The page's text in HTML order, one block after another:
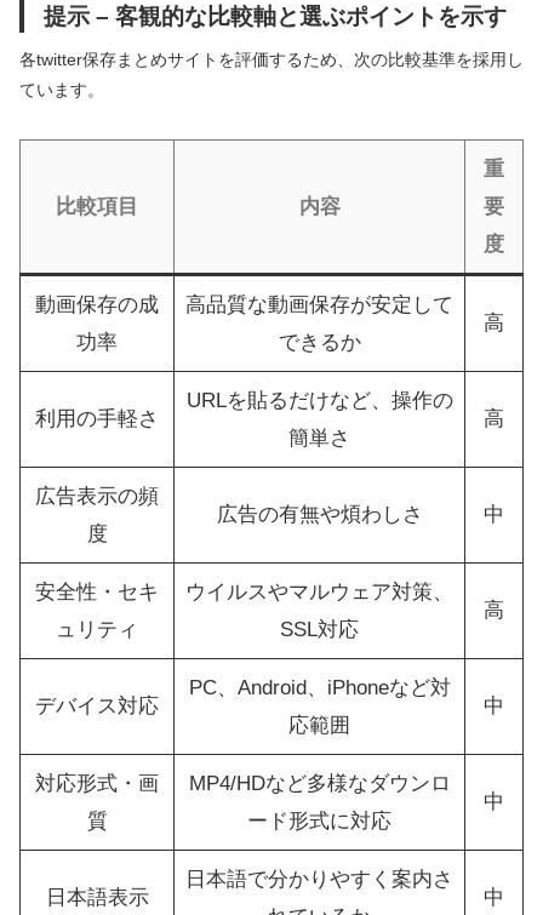
提示 – 客観的な比較軸と選ぶポイントを示す
各twitter保存まとめサイトを評価するため、次の比較基準を採用し
ています。
比較項目 内容
重
要
度
動画保存の成
功率
高品質な動画保存が安定して
できるか
高
利用の手軽さ
URLを貼るだけなど、操作の
簡単さ
高
広告表示の頻
度
広告の有無や煩わしさ 中
安全性・セキ
ュリティ
ウイルスやマルウェア対策、
SSL対応
高
デバイス対応
PC、Android、iPhoneなど対
応範囲
中
対応形式・画
質
MP4/HDなど多様なダウンロ
ード形式に対応
中
日本語表示
日本語で分かりやすく案内さ
中